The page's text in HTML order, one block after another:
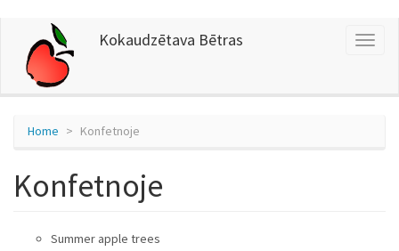
content
Kokaudzētava Bētras
Home Konfetnoje
Konfetnoje
Summer apple trees